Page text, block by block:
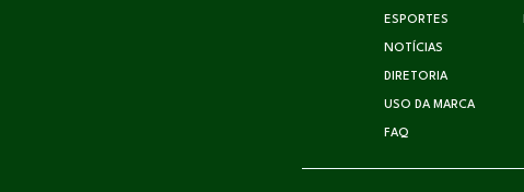
ESPORTES
NOTÍCIAS
DIRETORIA
USO DA MARCA
FAQ